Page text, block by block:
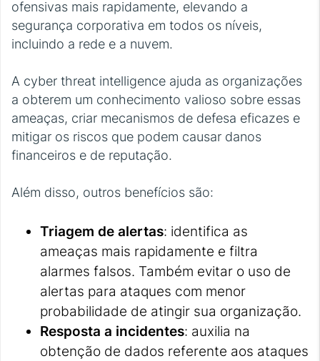
ofensivas mais rapidamente, elevando a
segurança corporativa em todos os níveis,
incluindo a rede e a nuvem.
A cyber threat intelligence ajuda as organizações
a obterem um conhecimento valioso sobre essas
ameaças, criar mecanismos de defesa eficazes e
mitigar os riscos que podem causar danos
financeiros e de reputação.
Além disso, outros benefícios são:
Triagem de alertas: identifica as
ameaças mais rapidamente e filtra
alarmes falsos. Também evitar o uso de
alertas para ataques com menor
probabilidade de atingir sua organização.
Resposta a incidentes: auxilia na
obtenção de dados referente aos ataques